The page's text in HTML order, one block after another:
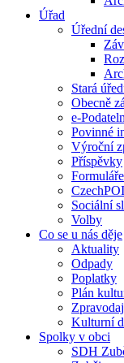
Úřad
Úřední
Stará
Obecně
e-
Povinné
Výroční
Příspěvky
Sociální
Volby
Co se u nás děje
Aktuality
Odpady
Poplatky
Plán
Zpravodaj
Kulturní
Spolky v obci
SDH